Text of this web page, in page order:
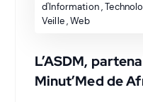
d'Information,
Veille,Web
L’ASDM,
Minut’Med de